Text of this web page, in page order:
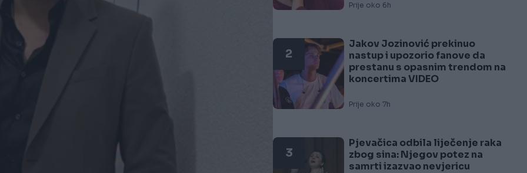
Prije oko 6h
2
Jakov Jozinović prekinuo
nastup i upozorio fanove da
prestanu s opasnim trendom na
koncertima VIDEO
Prije oko 7h
3
Pjevačica odbila liječenje raka
zbog sina: Njegov potez na
samrti izazvao nevjericu